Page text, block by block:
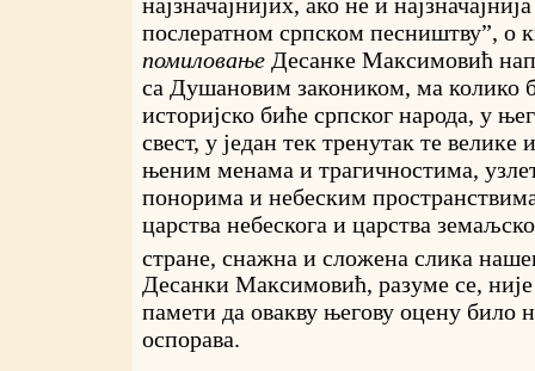
послератном српском песништву”, о
помиловање Десанке Максимовић
са Душановим закоником, ма колико
историјско биће српског народа, у
свест, у један тек тренутак те велике
њеним менама и трагичностима,
понорима и небеским
царства небескога и царства
стране, снажна и сложена слика
Десанки Максимовић, разуме се,
памети да овакву његову оцену било
оспорава.